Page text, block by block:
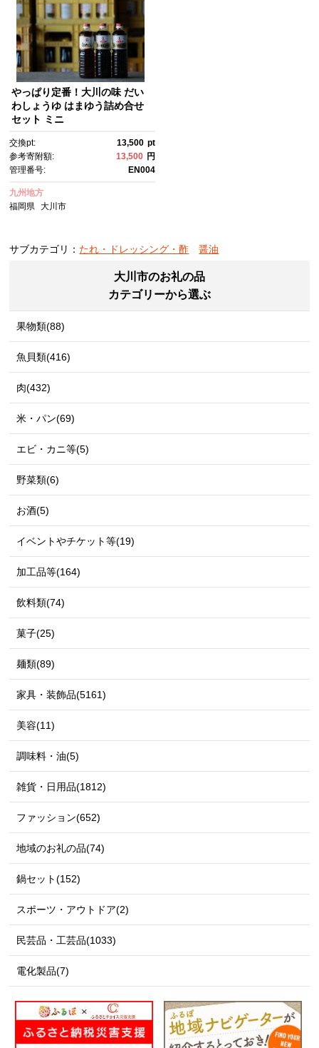
やっぱり定番！大川の味 だい
わしょうゆ はまゆう詰め合せ
セット ミニ
交換pt: 13,500 pt
参考寄附額:
13,500 円
管理番号:
EN004
九州地方
福岡県
大川市
サブカテゴリ： たれ・ドレッシング・酢 醤油
大川市のお礼の品
カテゴリーから選ぶ
果物類(88)
魚貝類(416)
肉(432)
米・パン(69)
エビ・カニ等(5)
野菜類(6)
お酒(5)
イベントやチケット等(19)
加工品等(164)
飲料類(74)
菓子(25)
麺類(89)
家具・装飾品(5161)
美容(11)
調味料・油(5)
雑貨・日用品(1812)
ファッション(652)
地域のお礼の品(74)
鍋セット(152)
スポーツ・アウトドア(2)
民芸品・工芸品(1033)
電化製品(7)